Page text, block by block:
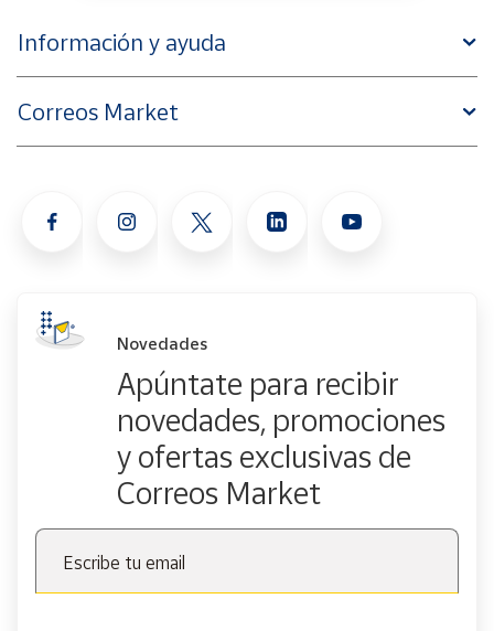
Información y ayuda
Correos Market
Novedades
Apúntate para recibir
novedades, promociones
y ofertas exclusivas de
Correos Market
Escribe tu email